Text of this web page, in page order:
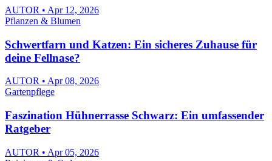
AUTOR • Apr 12, 2026
Pflanzen & Blumen
Schwertfarn und Katzen: Ein sicheres Zuhause für
deine Fellnase?
AUTOR • Apr 08, 2026
Gartenpflege
Faszination Hühnerrasse Schwarz: Ein umfassender
Ratgeber
AUTOR • Apr 05, 2026